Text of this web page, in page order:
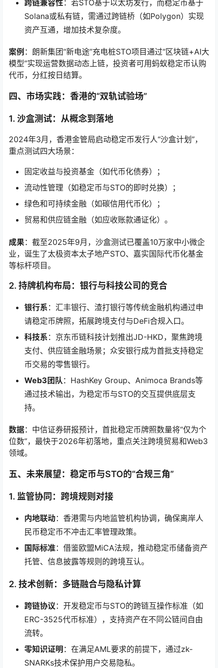
跨链兼容性：若STO基于以太坊发行，而稳定币基于
Solana或私有链，需通过跨链桥（如Polygon）实现
资产互通，增加技术复杂度。
案例 ：朗新集团“新电途”充电桩STO项目通过“区块链+AI大
模型”实现运营数据动态上链，投资者可用蚂蚁稳定币认购
代币，分红按日结算。
四、市场实践：香港的“双轨试验场”
1. 沙盒测试：从概念到落地
2024年3月，香港金管局启动稳定币发行人“沙盒计划”，
重点测试四大场景：
固定收益与投资基金（如代币化债券）；
流动性管理（如稳定币与STO的即时兑换）；
绿色和可持续金融（如碳信用代币化）；
贸易和供应链金融（如应收账款通证化）。
成果：截至2025年9月，沙盒测试已覆盖10万家中小微企
业，诞生了太极资本太子地产STO、嘉实国际代币化基金
等标杆项目。
2. 持牌机构布局：银行与科技公司的竞合
银行系 ：汇丰银行、渣打银行等传统金融机构通过申
请稳定币牌照，拓展跨境支付与DeFi合规入口。
科技系 ：京东币链科技计划推出JD-HKD，聚焦跨境
支付、供应链金融场景；众安银行成为首批支持稳定
币交易的零售银行。
Web3团队 ：HashKey Group、Animoca Brands等
通过技术输出，为稳定币与STO的交互提供底层支
持。
数据：中信证券研报预计，首批稳定币牌照数量将“仅为个
位数”，最快于2026年初落地，重点关注跨境贸易和Web3
领域。
五、未来展望：稳定币与STO的“合规三角”
1. 监管协同：跨境规则对接
内地联动：香港需与内地监管机构协调，确保离岸人
民币稳定币不冲击汇率管理政策。
国际标准：借鉴欧盟MiCA法规，推动稳定币储备资产
托管、信息披露等规则的跨境互认。
2. 技术创新：多链融合与隐私计算
跨链协议 ：开发稳定币与STO的跨链互操作标准（如
ERC-3525代币标准），支持资产在不同公链间自由
流转。
零知识证明 ：在满足AML要求的前提下，通过zk-
SNARKs技术保护用户交易隐私。